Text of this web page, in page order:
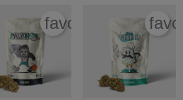
favorite_border